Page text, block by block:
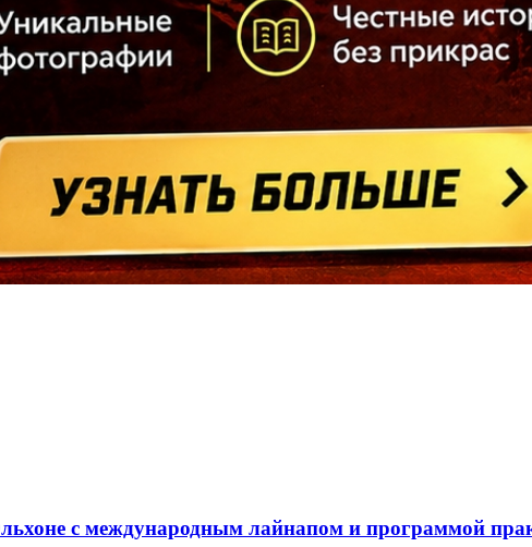
с международным лайнапом и программой